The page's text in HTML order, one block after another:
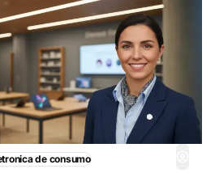
de consumo